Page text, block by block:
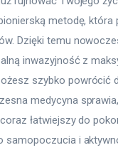
metodę, która
Dzięki temu
inwazyjność z
szybko powrócić
medycyna
łatwiejszy do
samopoczucia i